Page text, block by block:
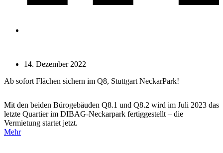
14. Dezember 2022
Ab sofort Flächen sichern im Q8, Stuttgart NeckarPark!
Mit den beiden Bürogebäuden Q8.1 und Q8.2 wird im Juli 2023 das
letzte Quartier im DIBAG-Neckarpark fertiggestellt – die
Vermietung startet jetzt.
Mehr